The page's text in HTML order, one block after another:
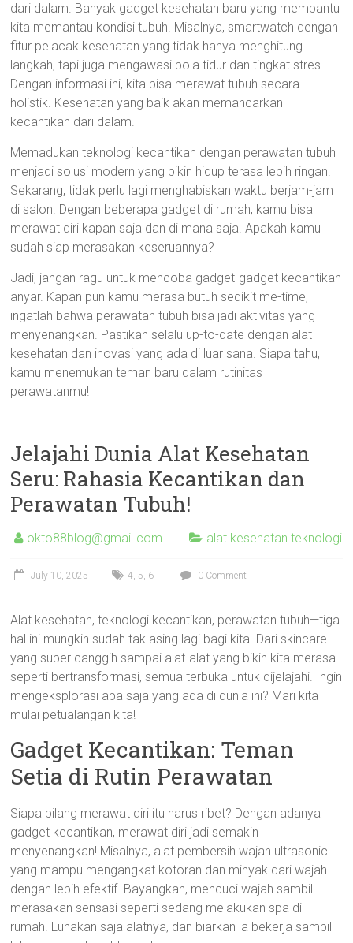
dari dalam. Banyak gadget kesehatan baru yang membantu
kita memantau kondisi tubuh. Misalnya, smartwatch dengan
fitur pelacak kesehatan yang tidak hanya menghitung
langkah, tapi juga mengawasi pola tidur dan tingkat stres.
Dengan informasi ini, kita bisa merawat tubuh secara
holistik. Kesehatan yang baik akan memancarkan
kecantikan dari dalam.
Memadukan teknologi kecantikan dengan perawatan tubuh
menjadi solusi modern yang bikin hidup terasa lebih ringan.
Sekarang, tidak perlu lagi menghabiskan waktu berjam-jam
di salon. Dengan beberapa gadget di rumah, kamu bisa
merawat diri kapan saja dan di mana saja. Apakah kamu
sudah siap merasakan keseruannya?
Jadi, jangan ragu untuk mencoba gadget-gadget kecantikan
anyar. Kapan pun kamu merasa butuh sedikit me-time,
ingatlah bahwa perawatan tubuh bisa jadi aktivitas yang
menyenangkan. Pastikan selalu up-to-date dengan alat
kesehatan dan inovasi yang ada di luar sana. Siapa tahu,
kamu menemukan teman baru dalam rutinitas
perawatanmu!
Jelajahi Dunia Alat Kesehatan
Seru: Rahasia Kecantikan dan
Perawatan Tubuh!
okto88blog@gmail.com alat kesehatan teknologi
July 10, 2025 4, 5, 6 0 Comment
Alat kesehatan, teknologi kecantikan, perawatan tubuh—tiga
hal ini mungkin sudah tak asing lagi bagi kita. Dari skincare
yang super canggih sampai alat-alat yang bikin kita merasa
seperti bertransformasi, semua terbuka untuk dijelajahi. Ingin
mengeksplorasi apa saja yang ada di dunia ini? Mari kita
mulai petualangan kita!
Gadget Kecantikan: Teman
Setia di Rutin Perawatan
Siapa bilang merawat diri itu harus ribet? Dengan adanya
gadget kecantikan, merawat diri jadi semakin
menyenangkan! Misalnya, alat pembersih wajah ultrasonic
yang mampu mengangkat kotoran dan minyak dari wajah
dengan lebih efektif. Bayangkan, mencuci wajah sambil
merasakan sensasi seperti sedang melakukan spa di
rumah. Lunakan saja alatnya, dan biarkan ia bekerja sambil